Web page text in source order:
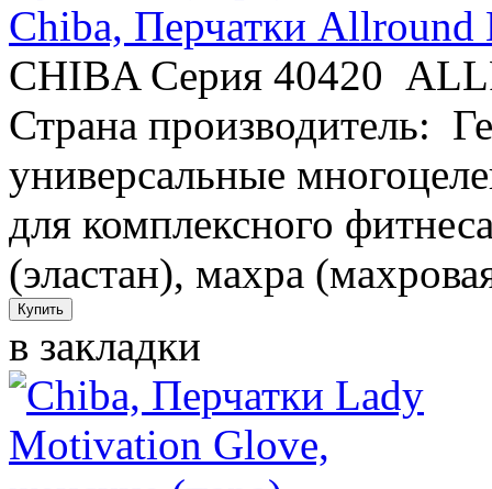
Chiba, Перчатки
CHIBA Серия 40420
Страна производитель:
универсальные
для комплексного
(эластан), махра
в закладки